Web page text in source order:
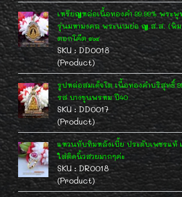
เหรียญหล่อเนื้อทองคำ 99.99% พระพุ
รุ่นมหามงคล พระนามย่อ ญ.ส.ส. (พิ
ตอกโค๊ต ๑๖๔
SKU : DD0018
(Product)
รูปหล่อสมเด็จโต เนื้อทองคำบริสุทธิ์
รส บางขุนพรหม ปี40
SKU : DD0017
(Product)
แหวนทับทิมหลังเบี้ย ประดับเพชรแท้
ใส่ติดนิ้วสวยมากๆค่ะ
SKU : DR0018
(Product)